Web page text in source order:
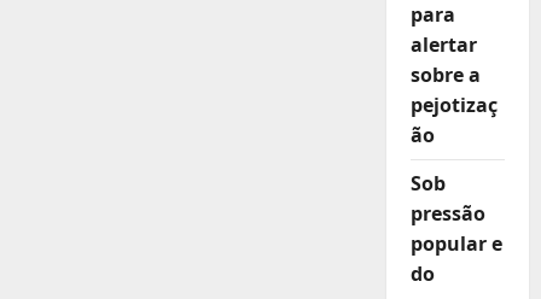
para
alertar
sobre a
pejotizaç
ão
Sob
pressão
popular e
do